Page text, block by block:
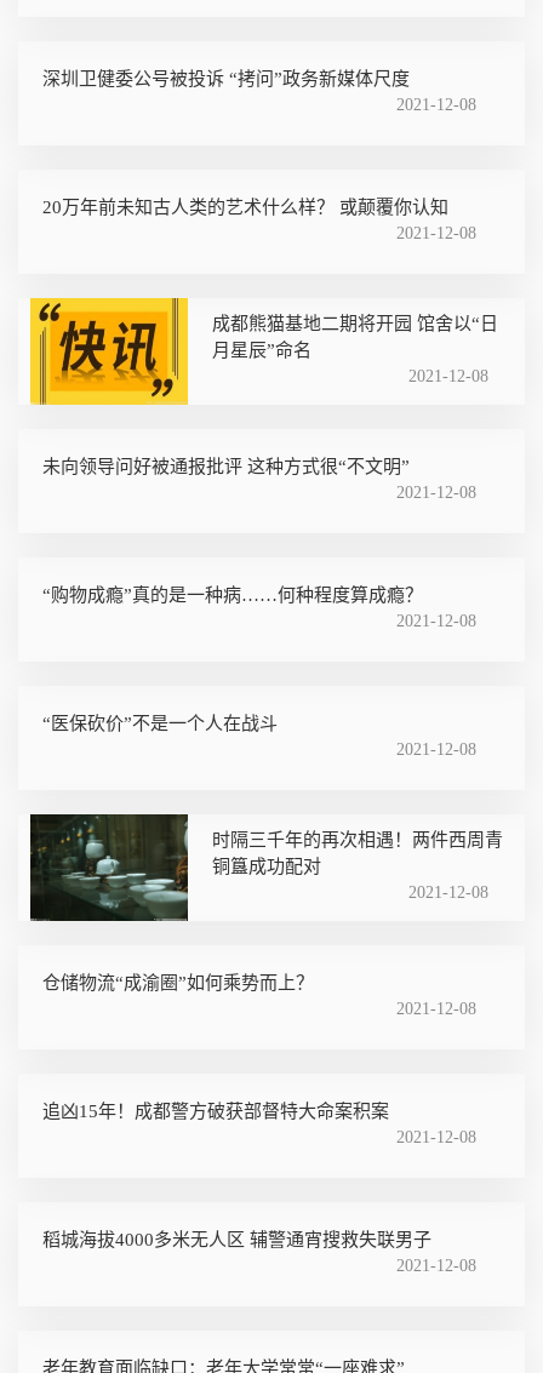
深圳卫健委公号被投诉 “拷问”政务新媒体尺度
2021-12-08
20万年前未知古人类的艺术什么样？ 或颠覆你认知
2021-12-08
成都熊猫基地二期将开园 馆舍以“日
月星辰”命名
2021-12-08
未向领导问好被通报批评 这种方式很“不文明”
2021-12-08
“购物成瘾”真的是一种病……何种程度算成瘾？
2021-12-08
“医保砍价”不是一个人在战斗
2021-12-08
时隔三千年的再次相遇！两件西周青
铜簋成功配对
2021-12-08
仓储物流“成渝圈”如何乘势而上？
2021-12-08
追凶15年！成都警方破获部督特大命案积案
2021-12-08
稻城海拔4000多米无人区 辅警通宵搜救失联男子
2021-12-08
老年教育面临缺口：老年大学常常“一座难求”